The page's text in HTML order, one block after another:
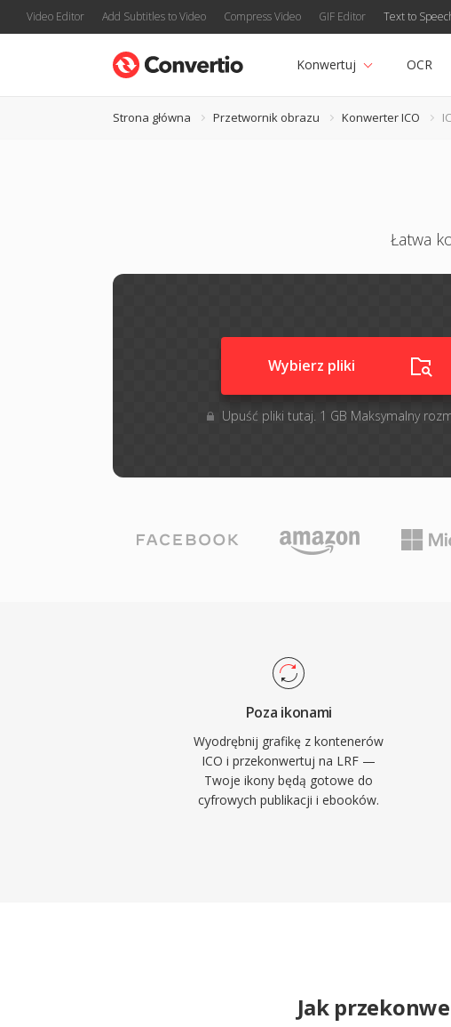
Video Editor Add Subtitles to Video Compress Video GIF Editor Text to
Konwertuj OCR
Strona główna Przetwornik obrazu Konwerter ICO
Łatwa
Wybierz pliki
Upuść pliki tutaj. 1 GB Maksymalny
Poza ikonami
Wyodrębnij grafikę z kontenerów
ICO i przekonwertuj na LRF —
Twoje ikony będą gotowe do
cyfrowych publikacji i ebooków.
Jak